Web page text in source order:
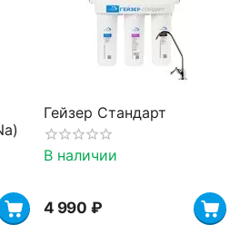
Гейзер Стандарт
В наличии
4 990 ₽